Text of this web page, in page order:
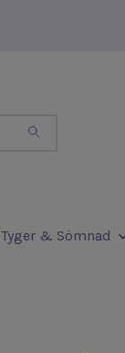
Tyger & Sömnad